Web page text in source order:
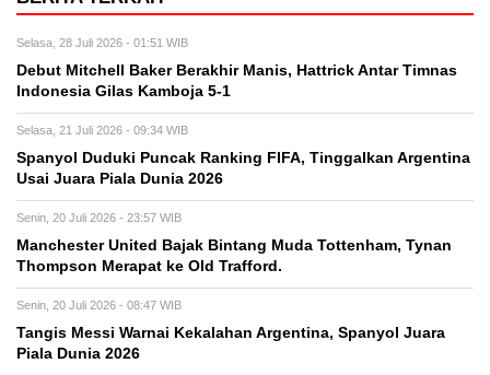
Selasa, 28 Juli 2026 - 01:51 WIB
Debut Mitchell Baker Berakhir Manis, Hattrick Antar Timnas
Indonesia Gilas Kamboja 5-1
Selasa, 21 Juli 2026 - 09:34 WIB
Spanyol Duduki Puncak Ranking FIFA, Tinggalkan Argentina
Usai Juara Piala Dunia 2026
Senin, 20 Juli 2026 - 23:57 WIB
Manchester United Bajak Bintang Muda Tottenham, Tynan
Thompson Merapat ke Old Trafford.
Senin, 20 Juli 2026 - 08:47 WIB
Tangis Messi Warnai Kekalahan Argentina, Spanyol Juara
Piala Dunia 2026